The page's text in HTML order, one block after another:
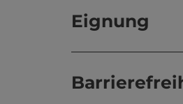
Eignung